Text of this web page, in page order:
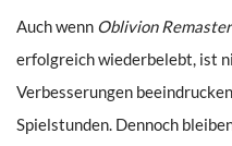
Auch wenn Oblivion
erfolgreich wiederbelebt, ist
Verbesserungen
Spielstunden. Dennoch